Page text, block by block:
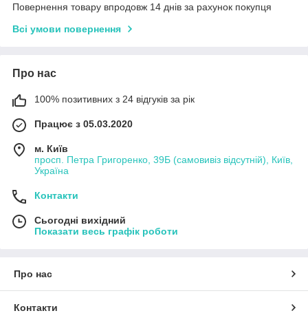
Повернення товару впродовж 14 днів за рахунок покупця
Всі умови повернення
Про нас
100% позитивних з 24 відгуків за рік
Працює з 05.03.2020
м. Київ
просп. Петра Григоренко, 39Б (самовивіз відсутній), Київ,
Україна
Контакти
Сьогодні вихідний
Показати весь графік роботи
Про нас
Контакти